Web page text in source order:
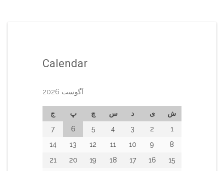
Calendar
آگوست 2026
ش ی د س چ پ
ج
1
2
3
4
5
6
7
8
9
10
11
12
13
14
15
16
17
18
19
20
21